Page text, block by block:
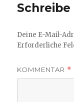
Deine E-Mail-
Erforderliche
KOMMENTAR *